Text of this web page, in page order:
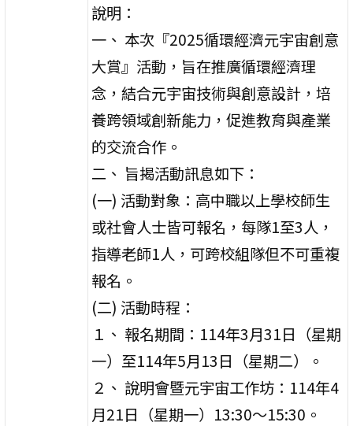
說明：
一、 本次『2025循環經濟元宇宙創意
大賞』活動，旨在推廣循環經濟理
念，結合元宇宙技術與創意設計，培
養跨領域創新能力，促進教育與產業
的交流合作。
二、 旨揭活動訊息如下：
(一) 活動對象：高中職以上學校師生
或社會人士皆可報名，每隊1至3人，
指導老師1人，可跨校組隊但不可重複
報名。
(二) 活動時程：
１、 報名期間：114年3月31日（星期
一）至114年5月13日（星期二）。
２、 說明會暨元宇宙工作坊：114年4
月21日（星期一）13:30～15:30。